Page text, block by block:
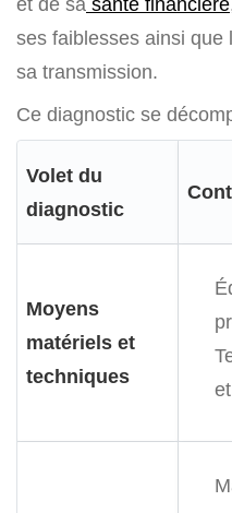
ses faiblesses ainsi que
sa transmission.
Ce diagnostic se
Volet du
diagnostic
Moyens
matériels et
techniques